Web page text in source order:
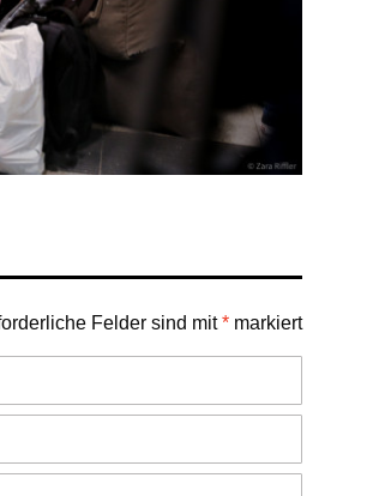
Felder sind mit* markiert